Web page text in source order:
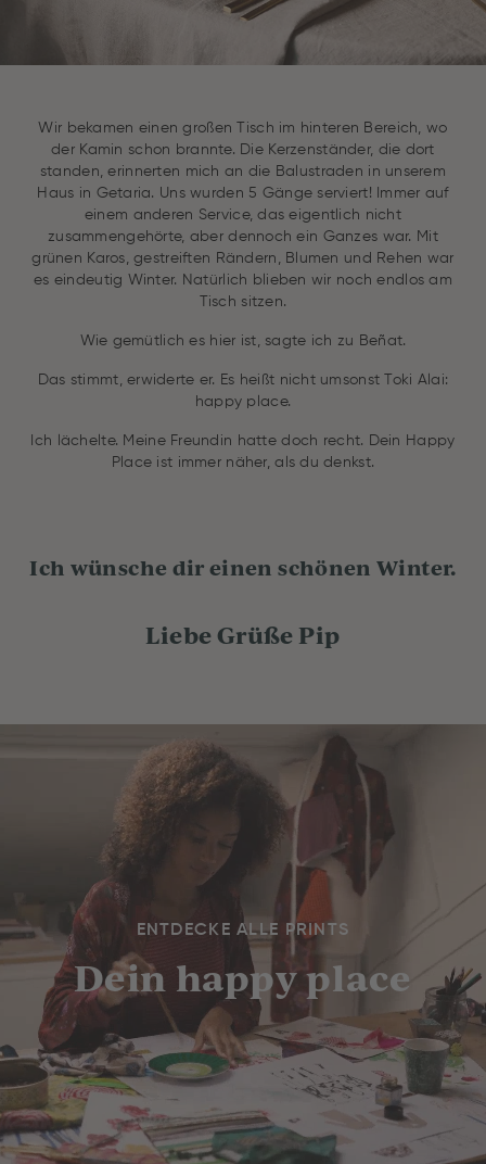
Wir bekamen einen großen Tisch im hinteren Bereich, wo
der Kamin schon brannte. Die Kerzenständer, die dort
standen, erinnerten mich an die Balustraden in unserem
Haus in Getaria. Uns wurden 5 Gänge serviert! Immer auf
einem anderen Service, das eigentlich nicht
zusammengehörte, aber dennoch ein Ganzes war. Mit
grünen Karos, gestreiften Rändern, Blumen und Rehen war
es eindeutig Winter. Natürlich blieben wir noch endlos am
Tisch sitzen.
Wie gemütlich es hier ist, sagte ich zu Beñat.
Das stimmt, erwiderte er. Es heißt nicht umsonst Toki Alai:
happy place.
Ich lächelte. Meine Freundin hatte doch recht. Dein Happy
Place ist immer näher, als du denkst.
Ich wünsche dir einen schönen Winter.
Liebe Grüße Pip
ENTDECKE ALLE PRINTS
Dein happy place